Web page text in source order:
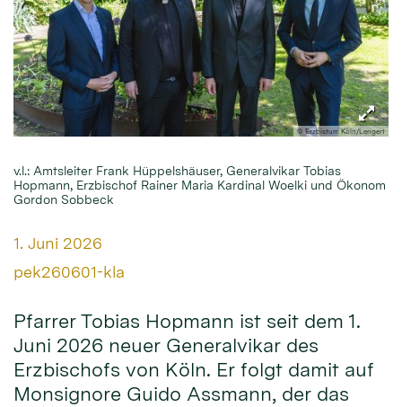
© Erzbistum Köln/Lengert
v.l.: Amtsleiter Frank Hüppelshäuser, Generalvikar Tobias
Hopmann, Erzbischof Rainer Maria Kardinal Woelki und Ökonom
Gordon Sobbeck
Datum:
1. Juni 2026
Von:
pek260601-kla
Pfarrer Tobias Hopmann ist seit dem 1.
Juni 2026 neuer Generalvikar des
Erzbischofs von Köln. Er folgt damit auf
Monsignore Guido Assmann, der das